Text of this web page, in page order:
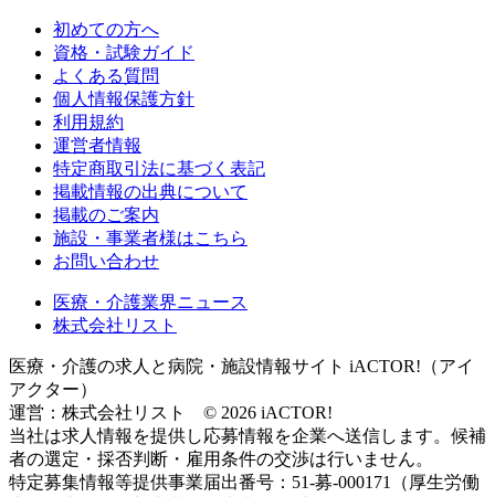
初めての方へ
資格・試験ガイド
よくある質問
個人情報保護方針
利用規約
運営者情報
特定商取引法に基づく表記
掲載情報の出典について
掲載のご案内
施設・事業者様はこちら
お問い合わせ
医療・介護業界ニュース
株式会社リスト
医療・介護の求人と病院・施設情報サイト iACTOR!（アイ
アクター）
運営：株式会社リスト © 2026 iACTOR!
当社は求人情報を提供し応募情報を企業へ送信します。候補
者の選定・採否判断・雇用条件の交渉は行いません。
特定募集情報等提供事業届出番号：51-募-000171（厚生労働